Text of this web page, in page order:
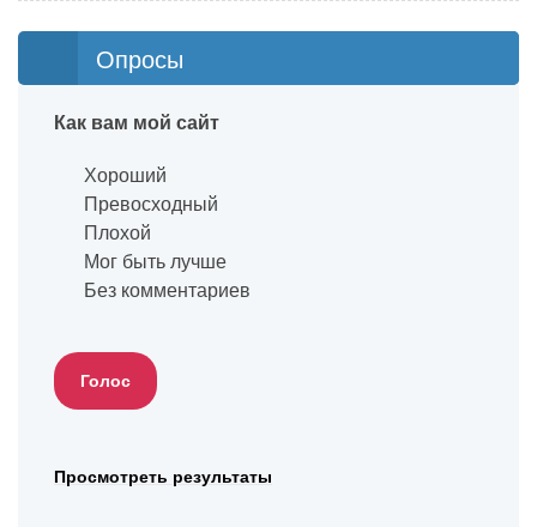
Опросы
Как вам мой сайт
Хороший
Превосходный
Плохой
Мог быть лучше
Без комментариев
Просмотреть результаты